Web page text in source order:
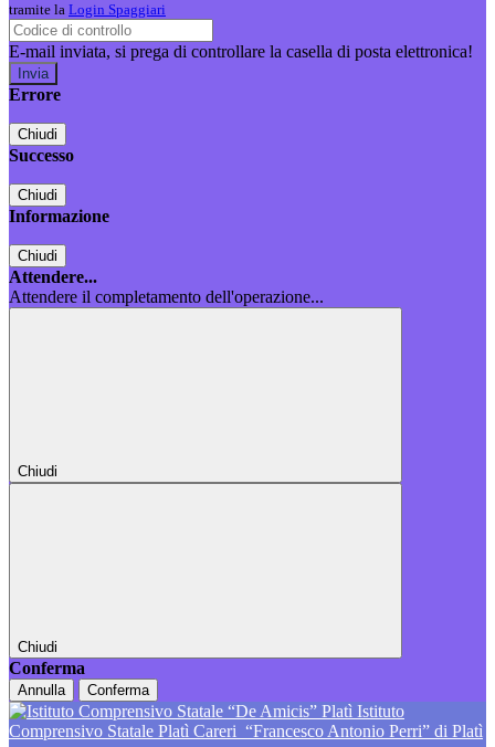
tramite la Login Spaggiari
E-mail inviata, si prega di controllare la casella di posta elettronica!
Errore
Chiudi
Successo
Chiudi
Informazione
Chiudi
Attendere...
Attendere il completamento dell'operazione...
Chiudi
Chiudi
Conferma
Annulla Conferma
Istituto
Comprensivo Statale Platì Careri “Francesco Antonio Perri” di Platì